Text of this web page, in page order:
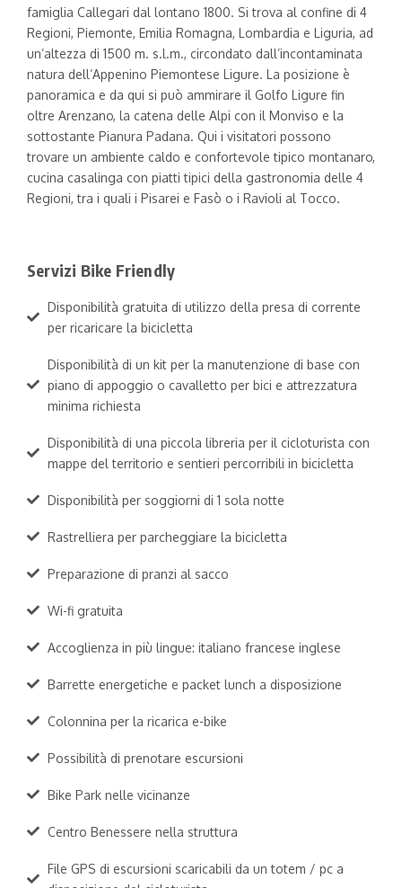
famiglia Callegari dal lontano 1800. Si trova al confine di 4
Regioni, Piemonte, Emilia Romagna, Lombardia e Liguria, ad
un’altezza di 1500 m. s.l.m., circondato dall’incontaminata
natura dell’Appenino Piemontese Ligure. La posizione è
panoramica e da qui si può ammirare il Golfo Ligure fin
oltre Arenzano, la catena delle Alpi con il Monviso e la
sottostante Pianura Padana. Qui i visitatori possono
trovare un ambiente caldo e confortevole tipico montanaro,
cucina casalinga con piatti tipici della gastronomia delle 4
Regioni, tra i quali i Pisarei e Fasò o i Ravioli al Tocco.
Servizi Bike Friendly
Disponibilità gratuita di utilizzo della presa di corrente
per ricaricare la bicicletta
Disponibilità di un kit per la manutenzione di base con
piano di appoggio o cavalletto per bici e attrezzatura
minima richiesta
Disponibilità di una piccola libreria per il cicloturista con
mappe del territorio e sentieri percorribili in bicicletta
Disponibilità per soggiorni di 1 sola notte
Rastrelliera per parcheggiare la bicicletta
Preparazione di pranzi al sacco
Wi-fi gratuita
Accoglienza in più lingue: italiano francese inglese
Barrette energetiche e packet lunch a disposizione
Colonnina per la ricarica e-bike
Possibilità di prenotare escursioni
Bike Park nelle vicinanze
Centro Benessere nella struttura
File GPS di escursioni scaricabili da un totem / pc a